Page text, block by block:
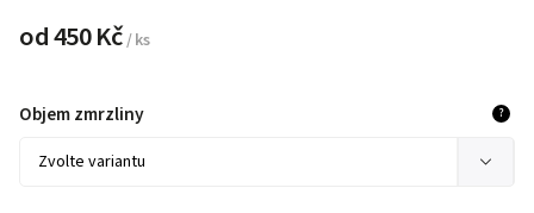
od450 Kč/ ks
Objem zmrzliny ?